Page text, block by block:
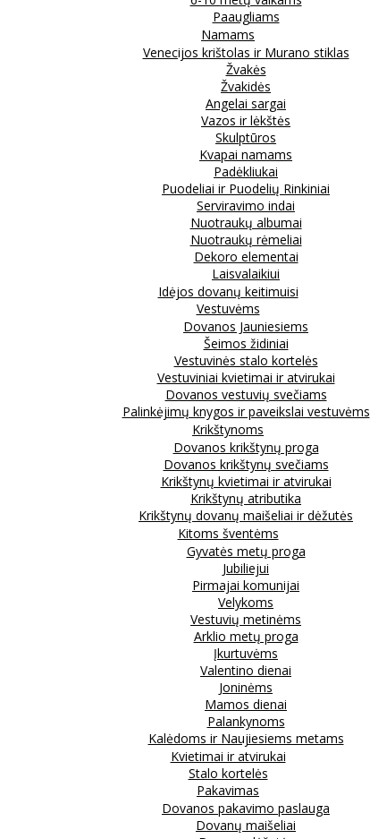
Paaugliams
Namams
Venecijos krištolas ir Murano stiklas
Žvakės
Žvakidės
Angelai sargai
Vazos ir lėkštės
Skulptūros
Kvapai namams
Padėkliukai
Puodeliai ir Puodelių Rinkiniai
Serviravimo indai
Nuotraukų albumai
Nuotraukų rėmeliai
Dekoro elementai
Laisvalaikiui
Idėjos dovanų keitimuisi
Vestuvėms
Dovanos Jauniesiems
Šeimos židiniai
Vestuvinės stalo kortelės
Vestuviniai kvietimai ir atvirukai
Dovanos vestuvių svečiams
Palinkėjimų knygos ir paveikslai vestuvėms
Krikštynoms
Dovanos krikštynų proga
Dovanos krikštynų svečiams
Krikštynų kvietimai ir atvirukai
Krikštynų atributika
Krikštynų dovanų maišeliai ir dėžutės
Kitoms šventėms
Gyvatės metų proga
Jubiliejui
Pirmajai komunijai
Velykoms
Vestuvių metinėms
Arklio metų proga
Įkurtuvėms
Valentino dienai
Joninėms
Mamos dienai
Palankynoms
Kalėdoms ir Naujiesiems metams
Kvietimai ir atvirukai
Stalo kortelės
Pakavimas
Dovanos pakavimo paslauga
Dovanų maišeliai